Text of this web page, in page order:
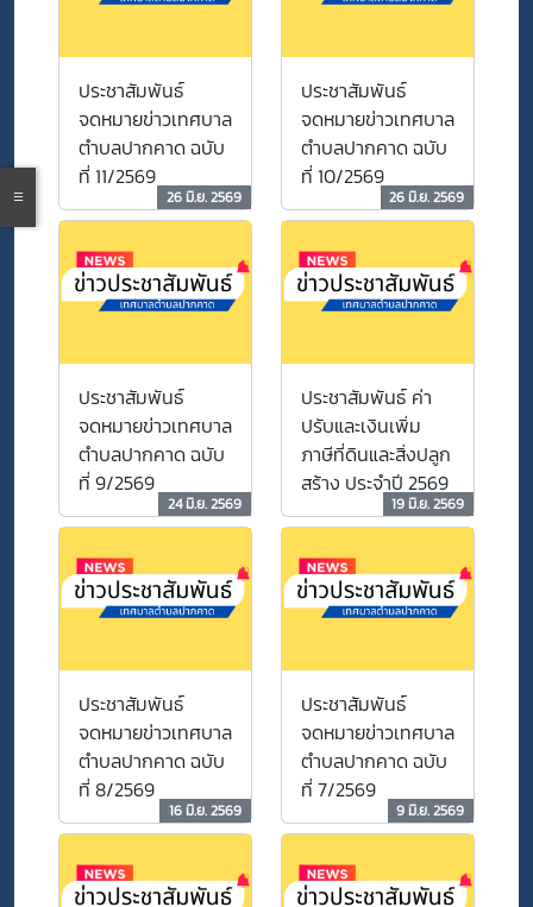
ทั่วไป เป็นสายงาน
วิชาการพัสดุปฏิบัติ
การ
ประชาสัมพันธ์
จดหมายข่าวเทศบาล
ตำบลปากคาด ฉบับ
ที่ 11/2569
26 มิ.ย. 2569
ประชาสัมพันธ์
จดหมายข่าวเทศบาล
ตำบลปากคาด ฉบับ
ที่ 10/2569
26 มิ.ย. 2569
ประชาสัมพันธ์
จดหมายข่าวเทศบาล
ตำบลปากคาด ฉบับ
ที่ 9/2569
24 มิ.ย. 2569
ประชาสัมพันธ์ ค่า
ปรับและเงินเพิ่ม
ภาษีที่ดินและสิ่งปลูก
สร้าง ประจำปี 2569
19 มิ.ย. 2569
ประชาสัมพันธ์
จดหมายข่าวเทศบาล
ตำบลปากคาด ฉบับ
ที่ 8/2569
16 มิ.ย. 2569
ประชาสัมพันธ์
จดหมายข่าวเทศบาล
ตำบลปากคาด ฉบับ
ที่ 7/2569
9 มิ.ย. 2569